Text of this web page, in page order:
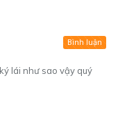
lái như sao vậy quý
Bình luận